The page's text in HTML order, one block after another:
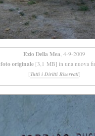
Ezio Della Mea, 4-9-2009
foto originale [3,1 MB] in una nuova
[Tutti i Diritti Riservati]